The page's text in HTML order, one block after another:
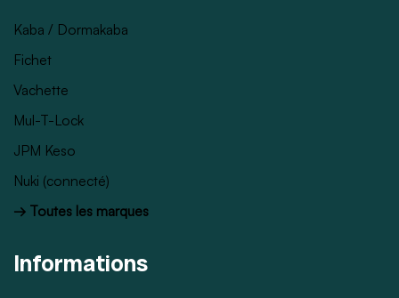
Kaba / Dormakaba
Fichet
Vachette
Mul-T-Lock
JPM Keso
Nuki (connecté)
→ Toutes les marques
Informations